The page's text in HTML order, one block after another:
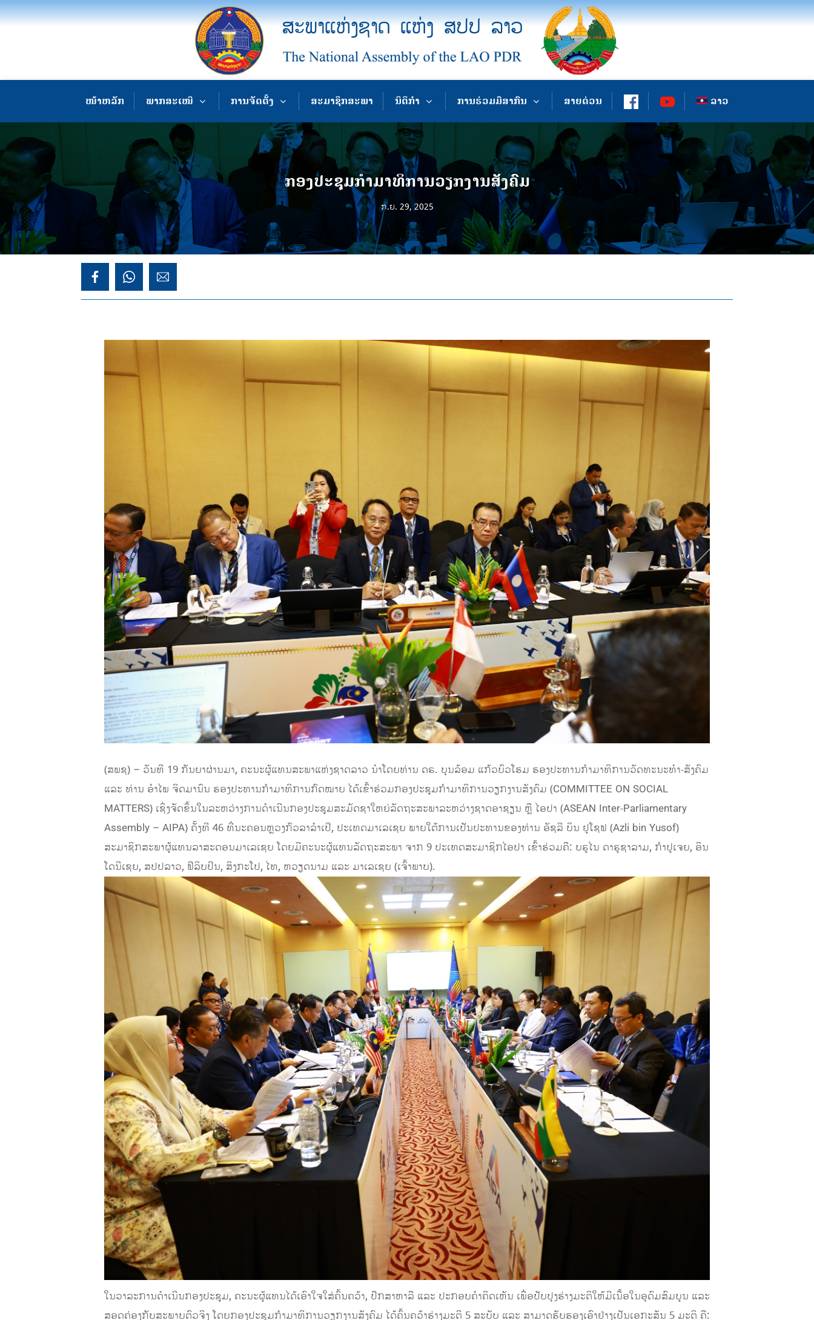
ໜ້າຫລັກ ພາກສະເໜີ ການຈັດຕັ້ງ ສະມາຊິກສະພາ ນິຕິກຳ ການຮ່ວມມືສາກົນ ສາຍດ່ວນ ລາວ
ກອງປະຊຸມກໍາມາທິການວຽກງານສັງຄົມ
ກ.ຍ. 29, 2025
(ສພຊ) – ວັນທີ 19 ກັນຍາຜ່ານມາ, ຄະນະຜູ້ແທນສະພາແຫ່ງຊາດລາວ ນໍາໂດຍທ່ານ ດຣ. ບຸນລ້ອມ ແກ້ວບົວໂຮມ ຮອງປະທານກຳມາທິການວັດທະນະທຳ-ສັງຄົມ
ແລະ ທ່ານ ອໍາໄພ ຈິດມານົນ ຮອງປະທານກໍາມາທິການກົດໝາຍ ໄດ້ເຂົ້າຮ່ວມກອງປະຊຸມກໍາມາທິການວຽກງານສັງຄົມ (COMMITTEE ON SOCIAL
MATTERS) ເຊິ່ງຈັດຂຶ້ນໃນລະຫວ່າງການດໍາເນີນກອງປະຊຸມສະມັດຊາໃຫຍ່ລັດຖະສະພາລະຫວ່າງຊາດອາຊຽນ ຫຼື ໄອປາ (ASEAN Inter-Parliamentary
Assembly – AIPA) ຄັ້ງທີ 46 ທີ່ນະຄອນຫຼວງກົວລາລຳເປີ, ປະເທດມາເລເຊຍ ພາຍໃຕ້ການເປັນປະທານຂອງທ່ານ ອັຊລີ ບິນ ຢູໂຊຟ (Azli bin Yusof)
ສະມາຊິກສະພາຜູ້ແທນລາສະດອນມາເລເຊຍ ໂດຍມີຄະນະຜູ້ແທນລັດຖະສະພາ ຈາກ 9 ປະເທດສະມາຊິກໄອປາ ເຂົ້າຮ່ວມຄື: ບຣູໄນ ດາຣູຊາລາມ, ກໍາປູເຈຍ, ອິນ
ໂດນີເຊຍ, ສປປລາວ, ຟີລິບປິນ, ສິງກະໂປ, ໄທ, ຫວຽດນາມ ແລະ ມາເລເຊຍ (ເຈົ້າພາບ).
ໃນວາລະການດໍາເນີນກອງປະຊຸມ, ຄະນະຜູ້ແທນໄດ້ເອົາໃຈໃສ່ຄົ້ນຄວ້າ, ປຶກສາຫາລື ແລະ ປະກອບຄຳຄິດເຫັນ ເພື່ອປັບປຸງຮ່າງມະຕິໃຫ້ມີເນື້ອໃນອຸດົມສົມບູນ ແລະ
ສອດຄ່ອງກັບສະພາບຕົວຈິງ ໂດຍກອງປະຊຸມກໍາມາທິການວຽກງານສັງຄົມ ໄດ້ຄົ້ນຄວ້າຮ່າງມະຕິ 5 ສະບັບ ແລະ ສາມາດຮັບຮອງເອົາຢ່າງເປັນເອກະສັນ 5 ມະຕິ ຄື: